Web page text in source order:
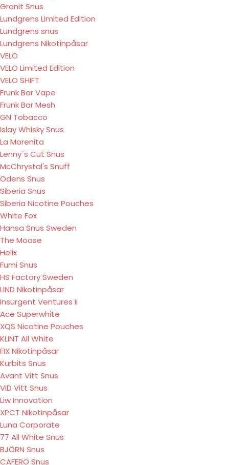
Granit Snus
Lundgrens Limited Edition
Lundgrens snus
Lundgrens Nikotinpåsar
VELO
VELO Limited Edition
VELO SHIFT
Frunk Bar Vape
Frunk Bar Mesh
GN Tobacco
Islay Whisky Snus
La Morenita
Lenny´s Cut Snus
McChrystal's Snuff
Odens Snus
Siberia Snus
Siberia Nicotine Pouches
White Fox
Hansa Snus Sweden
The Moose
Helix
Fumi Snus
HS Factory Sweden
LIND Nikotinpåsar
Insurgent Ventures II
Ace Superwhite
XQS Nicotine Pouches
KLINT All White
FIX Nikotinpåsar
Kurbits Snus
Avant Vitt Snus
VID Vitt Snus
Liw Innovation
XPCT Nikotinpåsar
Luna Corporate
77 All White Snus
BJÖRN Snus
CAFERO Snus